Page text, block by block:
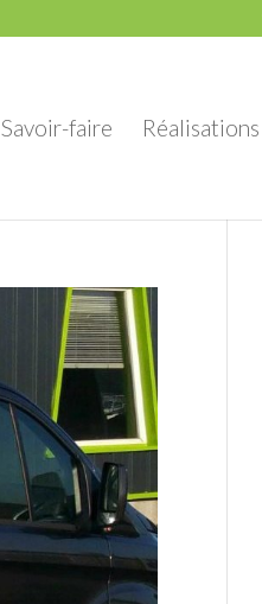
Savoir-faire Réalisations